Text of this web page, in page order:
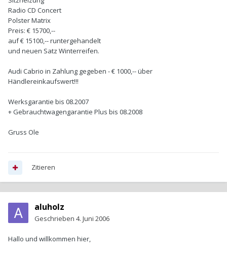
Radio CD Concert
Polster Matrix
Preis: € 15700,--
auf € 15100,-- runtergehandelt
und neuen Satz Winterreifen.
Audi Cabrio in Zahlung gegeben - € 1000,-- über
Händlereinkaufswert!!!
Werksgarantie bis 08.2007
+ Gebrauchtwagengarantie Plus bis 08.2008
Gruss Ole
Zitieren
aluholz
Geschrieben 4. Juni 2006
Hallo und willkommen hier,